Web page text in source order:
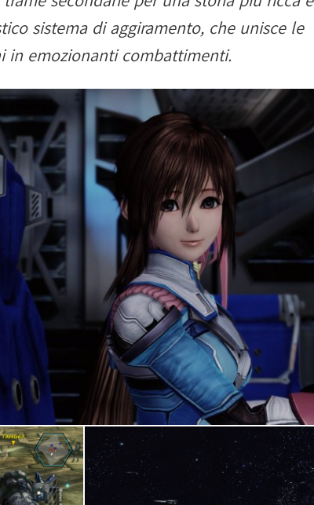
sistema di aggiramento, che unisce le
in emozionanti combattimenti.